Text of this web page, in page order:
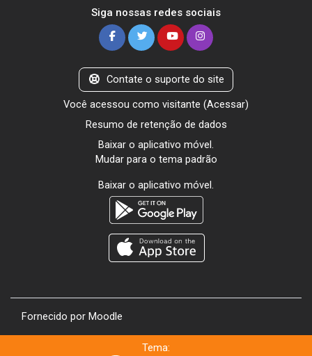
Siga nossas redes sociais
Contate o suporte do site
Você acessou como visitante (Acessar)
Resumo de retenção de dados
Baixar o aplicativo móvel.
Mudar para o tema padrão
Baixar o aplicativo móvel.
Fornecido por Moodle
Tema: